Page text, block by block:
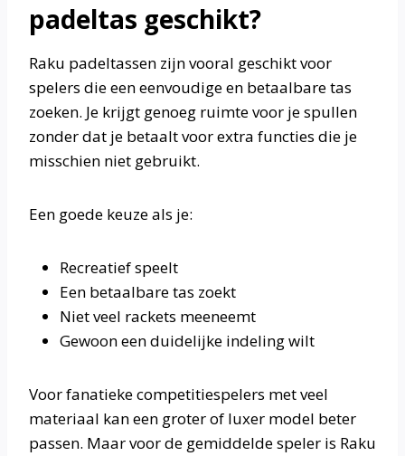
padeltas geschikt?
Raku padeltassen zijn vooral geschikt voor
spelers die een eenvoudige en betaalbare tas
zoeken. Je krijgt genoeg ruimte voor je spullen
zonder dat je betaalt voor extra functies die je
misschien niet gebruikt.
Een goede keuze als je:
Recreatief speelt
Een betaalbare tas zoekt
Niet veel rackets meeneemt
Gewoon een duidelijke indeling wilt
Voor fanatieke competitie­spelers met veel
materiaal kan een groter of luxer model beter
passen. Maar voor de gemiddelde speler is Raku